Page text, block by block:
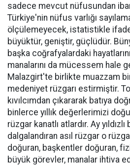
sadece mevcut nüfusundan
Türkiye'nin nüfus varlığı
ölçülemeyecek, istatistikle
büyüktür, geniştir, güçlüdür.
başka coğrafyalardaki
manalarını da mücessem hale
Malazgirt'te birlikte muazzam
medeniyet rüzgarı estirmiştir.
kıvılcımdan çıkararak batıya
binlerce yıllık değerlerimizi
rüzgar kanatlı atlardır. Ay yıldızlı
dalgalandıran asıl rüzgar o
doğuran, başkentler doğuran,
büyük görevler, manalar ihtiva